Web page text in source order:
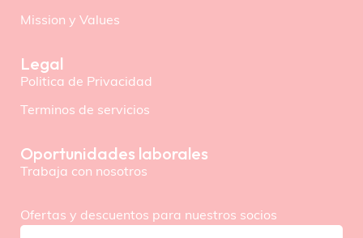
Mission y Values
Legal
Politica de Privacidad
Terminos de servicios
Oportunidades laborales
Trabaja con nosotros
Ofertas y descuentos para nuestros socios